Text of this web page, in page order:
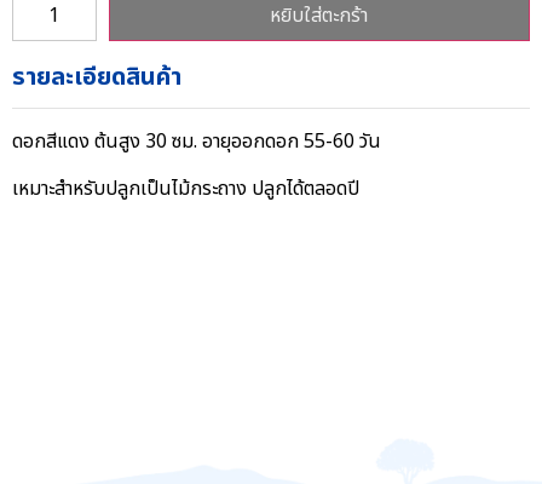
หยิบใส่ตะกร้า
รายละเอียดสินค้า
ดอกสีแดง ต้นสูง 30 ซม. อายุออกดอก 55-60 วัน
เหมาะสำหรับปลูกเป็นไม้กระถาง ปลูกได้ตลอดปี